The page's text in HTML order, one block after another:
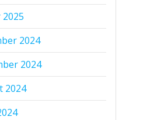
2025
2024
2024
2024